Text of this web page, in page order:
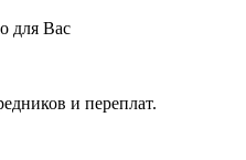
для Вас
и переплат.